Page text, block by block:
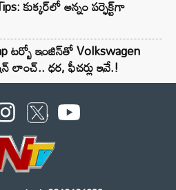
కుక్కర్‌లో అన్నం పర్ఫెక్ట్‌గా
టర్బో ఇంజిన్‌తో Volkswagen
లాంచ్.. ధర, ఫీచర్లు ఇవే.!